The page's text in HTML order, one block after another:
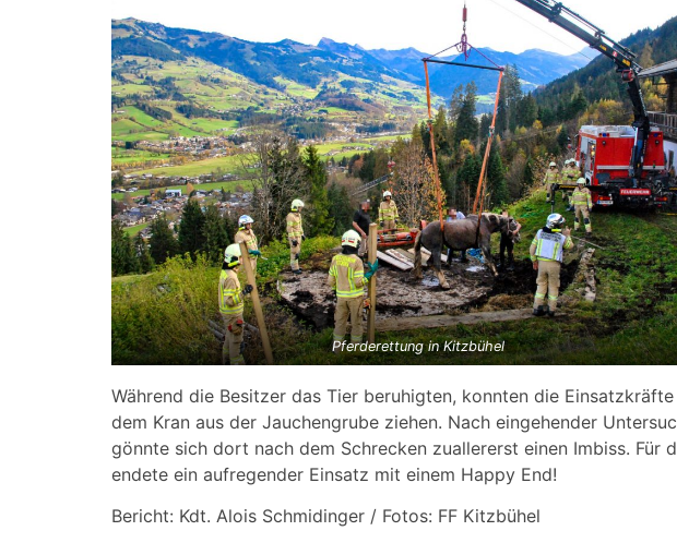
Pferderettung in Kitzbühel
Während die Besitzer das Tier beruhigten, konnten die
dem Kran aus der Jauchengrube ziehen. Nach eingehender
gönnte sich dort nach dem Schrecken zuallererst einen Imbiss.
endete ein aufregender Einsatz mit einem Happy End!
Bericht: Kdt. Alois Schmidinger / Fotos: FF Kitzbühel